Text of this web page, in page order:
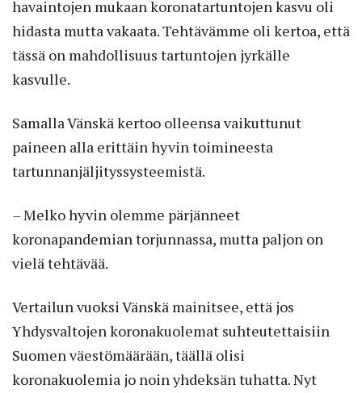
havaintojen mukaan koronatartuntojen kasvu oli
hidasta mutta vakaata. Tehtävämme oli kertoa, että
tässä on mahdollisuus tartuntojen jyrkälle
kasvulle.
Samalla Vänskä kertoo olleensa vaikuttunut
paineen alla erittäin hyvin toimineesta
tartunnanjäljityssysteemistä.
– Melko hyvin olemme pärjänneet
koronapandemian torjunnassa, mutta paljon on
vielä tehtävää.
Vertailun vuoksi Vänskä mainitsee, että jos
Yhdysvaltojen koronakuolemat suhteutettaisiin
Suomen väestömäärään, täällä olisi
koronakuolemia jo noin yhdeksän tuhatta. Nyt